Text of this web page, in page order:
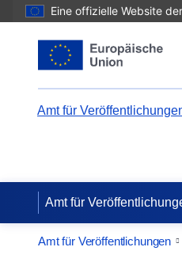
Eine offizielle Website
Amt für
Amt für
Amt für Veröffentlichungen